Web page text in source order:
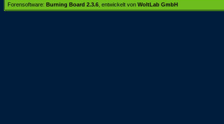
Forensoftware: Burning Board 2.3.6 , entwickelt von WoltLab GmbH